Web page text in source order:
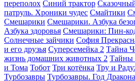
переполох Синий трактор
патруль. Хроники чудес Смайтики
Смешарики Смешарики. Азбука
Азбука здоровья Смешарики: Пин-
Солнечные зайчики София
и его друзья Суперсемейка 2 Тайна
жизнь домашних животных 2 Тайны
и Тома Тобот Три котёнка Тру и
Турбозавры Турбозавры. Год Дракона